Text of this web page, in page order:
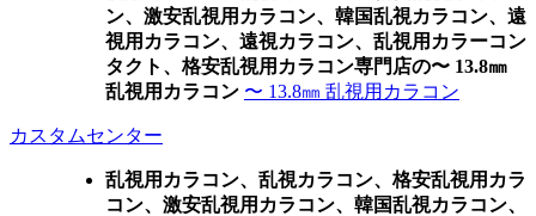
ン、激安乱視用カラコン、韓国乱視カラコン、遠
視用カラコン、遠視カラコン、乱視用カラーコン
タクト、格安乱視用カラコン専門店の〜 13.8㎜
乱視用カラコン 〜 13.8㎜ 乱視用カラコン
カスタムセンター
乱視用カラコン、乱視カラコン、格安乱視用カラ
コン、激安乱視用カラコン、韓国乱視カラコン、